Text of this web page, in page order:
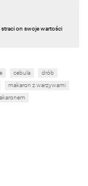
on swoje wartości
cebula
drób
makaron z warzywami